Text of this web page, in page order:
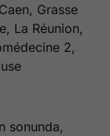
Grasse
La Réunion,
2,
sonunda,